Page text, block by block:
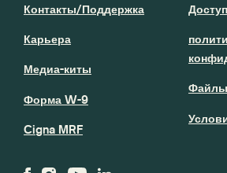
Контакты/Поддержка
Карьера
Медиа-киты
Форма W-9
Cigna MRF